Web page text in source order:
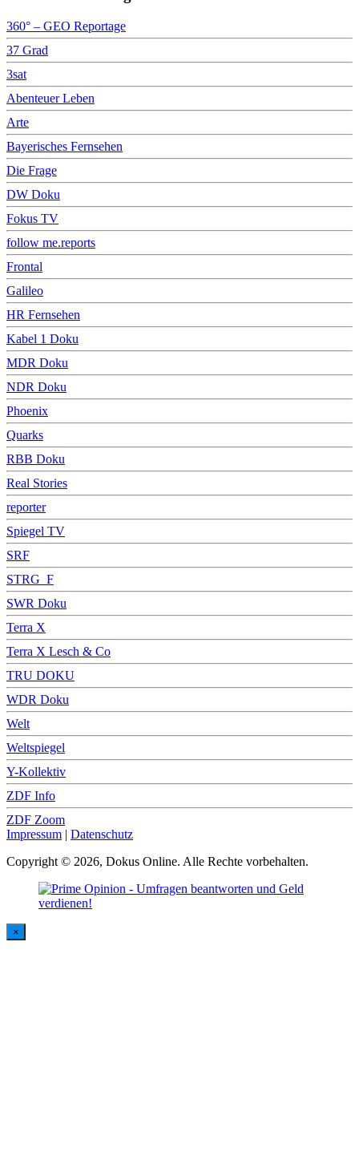
360° – GEO Reportage
37 Grad
3sat
Abenteuer Leben
Arte
Bayerisches Fernsehen
Die Frage
DW Doku
Fokus TV
follow me.reports
Frontal
Galileo
HR Fernsehen
Kabel 1 Doku
MDR Doku
NDR Doku
Phoenix
Quarks
RBB Doku
Real Stories
reporter
Spiegel TV
SRF
STRG_F
SWR Doku
Terra X
Terra X Lesch & Co
TRU DOKU
WDR Doku
Welt
Weltspiegel
Y-Kollektiv
ZDF Info
ZDF Zoom
Impressum | Datenschutz
Copyright © 2026, Dokus Online. Alle Rechte vorbehalten.
×